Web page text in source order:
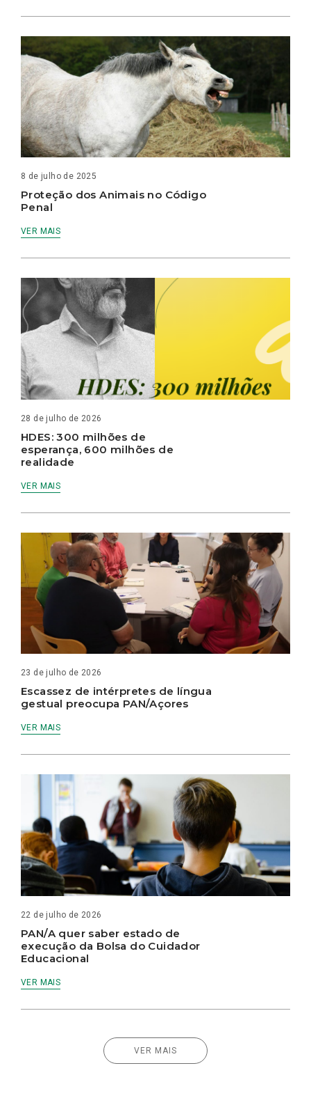
8 de julho de 2025
Proteção dos Animais no Código
Penal
VER MAIS
28 de julho de 2026
HDES: 300 milhões de
esperança, 600 milhões de
realidade
VER MAIS
23 de julho de 2026
Escassez de intérpretes de língua
gestual preocupa PAN/Açores
VER MAIS
22 de julho de 2026
PAN/A quer saber estado de
execução da Bolsa do Cuidador
Educacional
VER MAIS
VER MAIS